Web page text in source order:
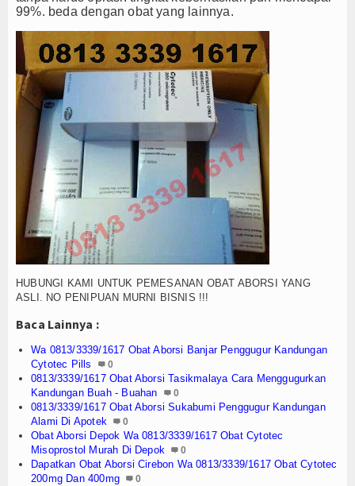
99%. beda dengan obat yang lainnya.
HUBUNGI KAMI UNTUK PEMESANAN OBAT ABORSI YANG
ASLI. NO PENIPUAN MURNI BISNIS !!!
Baca Lainnya :
Wa 0813/3339/1617 Obat Aborsi Banjar Penggugur Kandungan
Cytotec Pills
0
0813/3339/1617 Obat Aborsi Tasikmalaya Cara Menggugurkan
Kandungan Buah - Buahan
0
0813/3339/1617 Obat Aborsi Sukabumi Penggugur Kandungan
Alami Di Apotek
0
Obat Aborsi Depok Wa 0813/3339/1617 Obat Cytotec
Misoprostol Murah Di Depok
0
Dapatkan Obat Aborsi Cirebon Wa 0813/3339/1617 Obat Cytotec
200mg Dan 400mg
0